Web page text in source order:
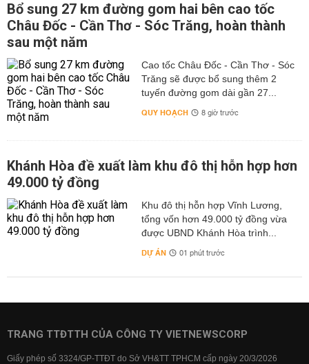
Bổ sung 27 km đường gom hai bên cao tốc
Châu Đốc - Cần Thơ - Sóc Trăng, hoàn thành
sau một năm
Cao tốc Châu Đốc - Cần Thơ - Sóc
Trăng sẽ được bổ sung thêm 2
tuyến đường gom dài gần 27...
QUY HOẠCH 8 giờ trước
Khánh Hòa đề xuất làm khu đô thị hỗn hợp hơn
49.000 tỷ đồng
Khu đô thị hỗn hợp Vĩnh Lương,
tổng vốn hơn 49.000 tỷ đồng vừa
được UBND Khánh Hòa trình...
DỰ ÁN 01 phút trước
TRANG TTĐTTH CỦA CÔNG TY VIETNEWSCORP
Giấy phép số 3324/GP-TTĐT do Sở VH&TT TPHCM cấp ngày 20/3/2026